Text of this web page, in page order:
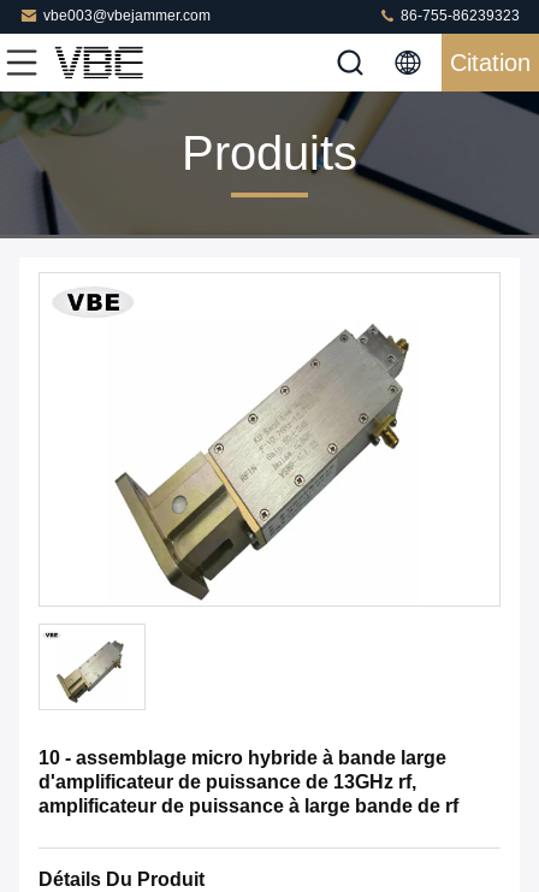
vbe003@vbejammer.com 86-755-86239323
Citation
Produits
10 - assemblage micro hybride à bande large
d'amplificateur de puissance de 13GHz rf,
amplificateur de puissance à large bande de rf
Détails Du Produit